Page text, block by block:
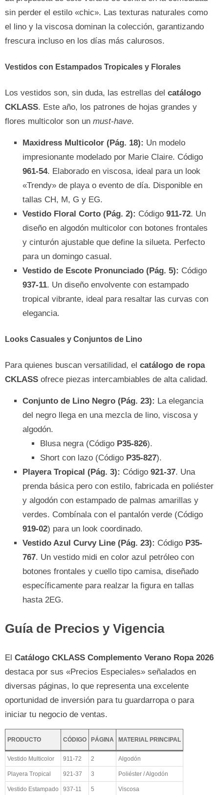
sin perder el estilo «chic». Las texturas naturales como
el lino y la viscosa dominan la colección, garantizando
frescura incluso en los días más calurosos.
Vestidos con Estampados Tropicales y Florales
Los vestidos son, sin duda, las estrellas del catálogo
CKLASS. Este año, los patrones de hojas grandes y
flores multicolor son un must-have.
Maxidress Multicolor (Pág. 18): Un modelo
impresionante modelado por Marie Claire. Código
961-54. Elaborado en viscosa, ideal para un look
«Trendy» de playa o evento de día. Disponible en
tallas CH, M, G y EG.
Vestido Floral Corto (Pág. 2): Código 911-72. Un
diseño en algodón multicolor con botones frontales
y cinturón ajustable que define la silueta. Perfecto
para un domingo casual.
Vestido de Escote Pronunciado (Pág. 5): Código
937-11. Un diseño envolvente con estampado
tropical vibrante, ideal para resaltar las curvas con
elegancia.
Looks Casuales y Conjuntos de Lino
Para quienes buscan versatilidad, el catálogo de ropa
CKLASS ofrece piezas intercambiables de alta calidad.
Conjunto de Lino Negro (Pág. 23): La elegancia
del negro llega en una mezcla de lino, viscosa y
algodón.
Blusa negra (Código P35-826).
Short con lazo (Código P35-827).
Playera Tropical (Pág. 3): Código 921-37. Una
prenda básica pero con estilo, fabricada en poliéster
y algodón con estampado de palmas amarillas y
verdes. Combínala con el pantalón verde (Código
919-02) para un look coordinado.
Vestido Azul Curvy Line (Pág. 23): Código P35-
767. Un vestido midi en color azul petróleo con
botones frontales y cuello tipo camisa, diseñado
específicamente para realzar la figura en tallas
hasta 2EG.
Guía de Precios y Vigencia
El Catálogo CKLASS Complemento Verano Ropa 2026
destaca por sus «Precios Especiales» señalados en
diversas páginas, lo que representa una excelente
oportunidad de inversión para tu guardarropa o para
iniciar tu negocio de ventas.
PRODUCTO CÓDIGO PÁGINA MATERIAL PRINCIPAL
Vestido Multicolor 911-72 2 Algodón
Playera Tropical 921-37 3 Poliéster / Algodón
Vestido Estampado 937-11 5 Viscosa